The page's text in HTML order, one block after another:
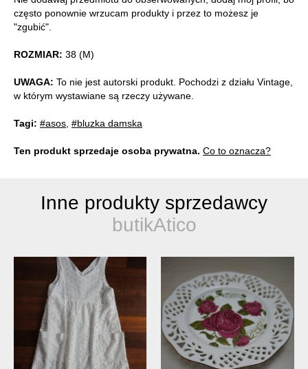
często ponownie wrzucam produkty i przez to możesz je
"zgubić".
ROZMIAR: 38 (M)
UWAGA: To nie jest autorski produkt. Pochodzi z działu Vintage,
w którym wystawiane są rzeczy używane.
Tagi: #asos #bluzka damska
Ten produkt sprzedaje osoba prywatna. Co to oznacza?
Inne produkty sprzedawcy
butikAtico